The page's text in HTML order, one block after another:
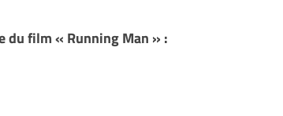
du film « Running Man » :